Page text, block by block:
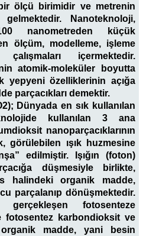
ölçü birimidir ve metrenin
Nanoteknoloji,
nanometreden küçük
ölçüm, modelleme, işleme
içermektedir.
atomik-moleküler boyutta
yepyeni özelliklerinin açığa
parçacıkları demektir.
Dünyada en sık kullanılan
kullanılan 3 ana
nanoparçacıklarının
görülebilen ışık huzmesine
edilmiştir. Işığın (foton)
düşmesiyle birlikte,
halindeki organik madde,
parçalanıp dönüşmektedir.
fotosenteze
fotosentez karbondioksit ve
organik madde, yani besin